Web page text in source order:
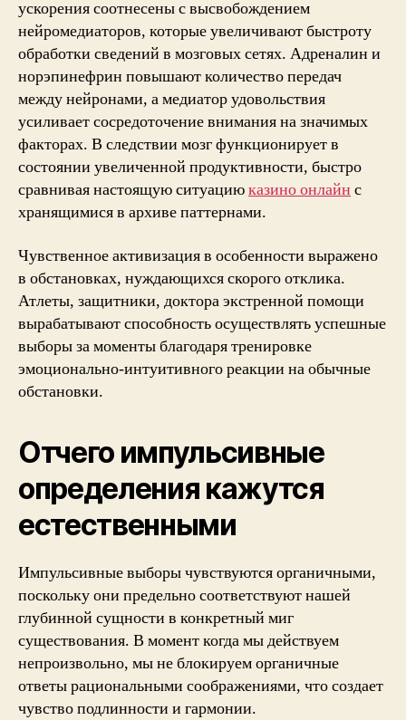
ускорения соотнесены с высвобождением
нейромедиаторов, которые увеличивают быстроту
обработки сведений в мозговых сетях. Адреналин и
норэпинефрин повышают количество передач
между нейронами, а медиатор удовольствия
усиливает сосредоточение внимания на значимых
факторах. В следствии мозг функционирует в
состоянии увеличенной продуктивности, быстро
сравнивая настоящую ситуациюказино онлайн с
хранящимися в архиве паттернами.
Чувственное активизация в особенности выражено
в обстановках, нуждающихся скорого отклика.
Атлеты, защитники, доктора экстренной помощи
вырабатывают способность осуществлять успешные
выборы за моменты благодаря тренировке
эмоционально-интуитивного реакции на обычные
обстановки.
Отчего импульсивные
определения кажутся
естественными
Импульсивные выборы чувствуются органичными,
поскольку они предельно соответствуют нашей
глубинной сущности в конкретный миг
существования. В момент когда мы действуем
непроизвольно, мы не блокируем органичные
ответы рациональными соображениями, что создает
чувство подлинности и гармонии.